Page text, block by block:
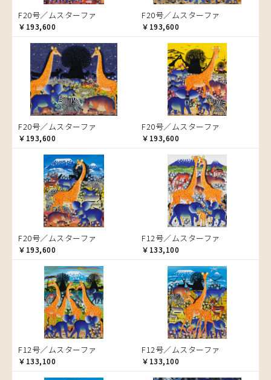
うさぎ
お祭り
音楽
カエル
かくれんぼ
家族-親子
カシューナッツの木
カップル
カバ
カメ
カメレオン
木
キリン
キリマンジャロ
孔雀
サイ
魚の群れ
桜
サル
シマウマ
ゾウ
タンザニア
タンザニアの女性
チーター
アダム
アダムス
アパイ
アバス
アブー
アブダラ
アマニ
アミナータ
アリー
アルバー
イッサ
イディー
エミリアス
エレナ
オマリー
カンビリ
ゴッドフレイ
コルンバ
サビティ
サランゲ
サンデイ
サンデイビッタ
シャハ
シャバーニ
ジャリブーニ
スフィアー二
ズベリ
スライディ（スライドゥ）
ゼナ
セフ
チャリンダ
チワヤ
ドゥケ
ドサ
ナココ
ハッサーニ
ベッカー
ブッシーリ
マ行
マウラーナ
マトゥカ
マジドゥ
マブサ
マリキータ
マルチナ
マワゾ
マングラ
ミムス
ムクラ
ムクンバ
ムスターファ
ムチサ
ムッサ
ムブカ
ムロペ
ムワツカ
ムワメディ
ヤ行
ヤッスィーニ（ヤッスィン）
ヤフィドゥ
ラ行
ラシッド.ムズグノ
ラシディ
ルーカス
ルブニ
レイモンド
ロジャー
規格外S
規格外M
規格外L
F20号／ムスターファ
￥193,600
F20号／ムスターファ
￥193,600
F20号／ムスターファ
￥193,600
F20号／ムスターファ
￥193,600
F20号／ムスターファ
￥193,600
F12号／ムスターファ
￥133,100
F12号／ムスターファ
￥133,100
F12号／ムスターファ
￥133,100